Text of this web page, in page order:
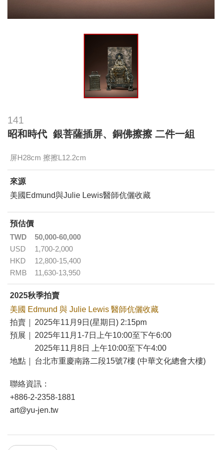
141
昭和時代 銀菩薩插屏、銅佛擦擦 二件一組
屏H28cm 擦擦L12.2cm
來源
美國Edmund與Julie Lewis醫師伉儷收藏
預估價
TWD
50,000-60,000
USD
1,700-2,000
HKD
12,800-15,400
RMB
11,630-13,950
2025秋季拍賣
美國 Edmund 與 Julie Lewis 醫師伉儷收藏
拍賣｜
2025年11月9日(星期日) 2:15pm
預展｜
2025年11月1-7日上午10:00至下午6:00
2025年11月8日 上午10:00至下午4:00
地點｜
台北市重慶南路二段15號7樓 (中華文化總會大樓)
聯絡資訊：
+886-2-2358-1881
art@yu-jen.tw